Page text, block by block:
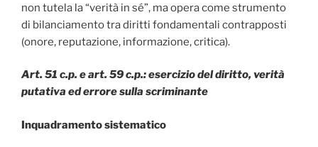
non tutela la “verità in sé”, ma opera come strumento
di bilanciamento tra diritti fondamentali contrapposti
(onore, reputazione, informazione, critica).
Art. 51 c.p. e art. 59 c.p.: esercizio del diritto, verità
putativa ed errore sulla scriminante
Inquadramento sistematico